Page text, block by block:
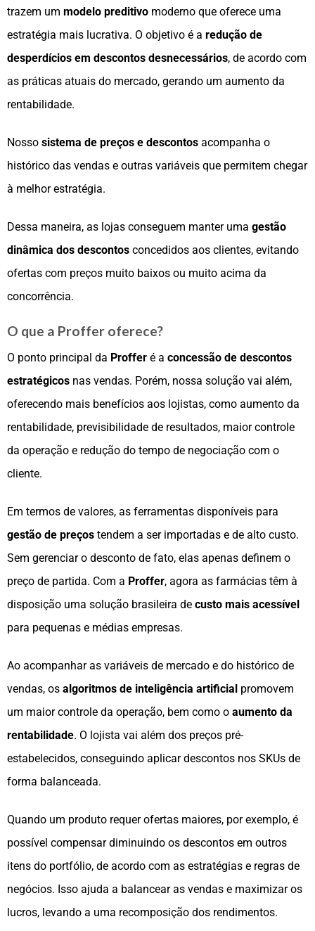
trazem um modelo preditivo moderno que oferece uma
estratégia mais lucrativa. O objetivo é a redução de
desperdícios em descontos desnecessários, de acordo com
as práticas atuais do mercado, gerando um aumento da
rentabilidade.
Nosso sistema de preços e descontos acompanha o
histórico das vendas e outras variáveis que permitem chegar
à melhor estratégia.
Dessa maneira, as lojas conseguem manter uma gestão
dinâmica dos descontos concedidos aos clientes, evitando
ofertas com preços muito baixos ou muito acima da
concorrência.
O que a Proffer oferece?
O ponto principal da Proffer é a concessão de descontos
estratégicos nas vendas. Porém, nossa solução vai além,
oferecendo mais benefícios aos lojistas, como aumento da
rentabilidade, previsibilidade de resultados, maior controle
da operação e redução do tempo de negociação com o
cliente.
Em termos de valores, as ferramentas disponíveis para
gestão de preços tendem a ser importadas e de alto custo.
Sem gerenciar o desconto de fato, elas apenas definem o
preço de partida. Com a Proffer, agora as farmácias têm à
disposição uma solução brasileira de custo mais acessível
para pequenas e médias empresas.
Ao acompanhar as variáveis de mercado e do histórico de
vendas, os algoritmos de inteligência artificial promovem
um maior controle da operação, bem como o aumento da
rentabilidade. O lojista vai além dos preços pré-
estabelecidos, conseguindo aplicar descontos nos SKUs de
forma balanceada.
Quando um produto requer ofertas maiores, por exemplo, é
possível compensar diminuindo os descontos em outros
itens do portfólio, de acordo com as estratégias e regras de
negócios. Isso ajuda a balancear as vendas e maximizar os
lucros, levando a uma recomposição dos rendimentos.